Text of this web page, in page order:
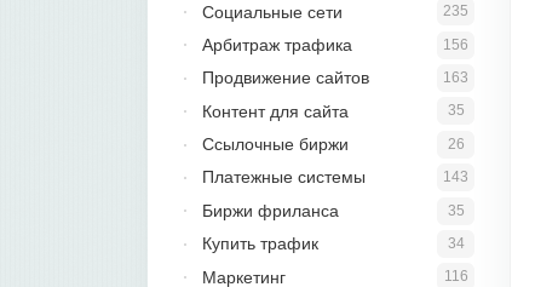
235
Социальные сети
156
Арбитраж трафика
163
Продвижение сайтов
35
Контент для сайта
26
Ссылочные биржи
143
Платежные системы
35
Биржи фриланса
34
Купить трафик
116
Маркетинг